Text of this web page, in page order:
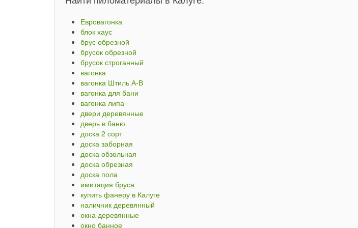
Евровагонка
блок хаус
брус обрезной
брусок обрезной
брусок строганный
вагонка
вагонка Штиль А-В
вагонка для бани
вагонка липа
двери деревянные
дверь в баню
доска 2 сорт
доска заборная
доска обзольная
доска обрезная
доска пола
имитация бруса
купить фанеру в Калуге
наличник деревянный
окна деревянные
окно банное